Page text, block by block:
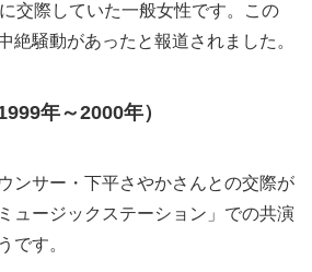
交際していた一般女性です。この
絶騒動があったと報道されました。
年～2000年）
ンサー・下平さやかさんとの交際が
ュージックステーション」での共演
です。